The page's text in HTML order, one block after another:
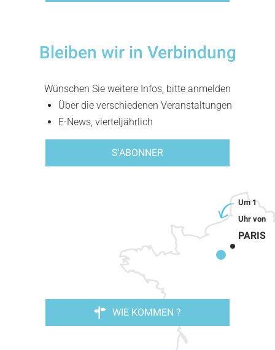
Bleiben wir in Verbindung
Wünschen Sie weitere Infos, bitte anmelden
Über die verschiedenen Veranstaltungen
E-News, vierteljährlich
S'ABONNER
PARIS
WIE KOMMEN ?